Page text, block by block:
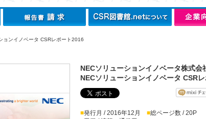
ョンイノベータ CSRレポート2016
NECソリューションイノベータ株式会
NECソリューションイノベータ CSR
■発行月 / 2016年12月 ■総ページ数 / 20P